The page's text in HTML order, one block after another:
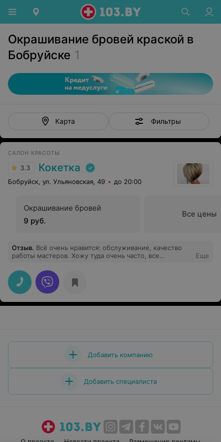
Окрашивание бровей краской в
Бобруйске 1
Карта Фильтры
САЛОН КРАСОТЫ
3.3 Кокетка
Бобруйск, ул. Ульяновская, 49 до 20:00
Окрашивание бровей
9 руб.
Все цены
Отзыв. Всё очень нравится: обслуживание, качество
работы мастеров. Хожу туда очень часто, все
Еще
Добавить компанию
Добавить специалиста